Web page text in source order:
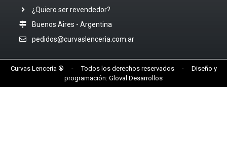
¿Quiero ser revendedor?
Buenos Aires - Argentina
pedidos@curvaslenceria.com.ar
Curvas Lencería ® - Todos los derechos reservados - Diseño y
programación: Gloval Desarrollos